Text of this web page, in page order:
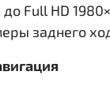
Full HD
заднего